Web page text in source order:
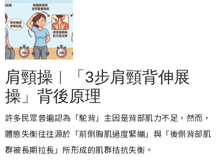
肩頸操︱「3步肩頸背伸展
操」背後原理
許多民眾普遍認為「駝背」主因是背部肌力不足，然而，
體態失衡往往源於「前側胸肌過度緊繃」與「後側背部肌
群被長期拉長」所形成的肌群拮抗失衡。